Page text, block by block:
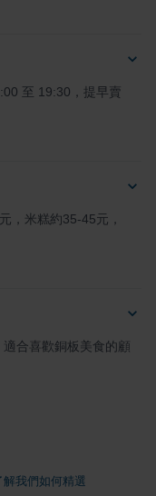
至 19:30，提早賣
，米糕約35-45元，
合喜歡銅板美食的顧
解我們如何精選